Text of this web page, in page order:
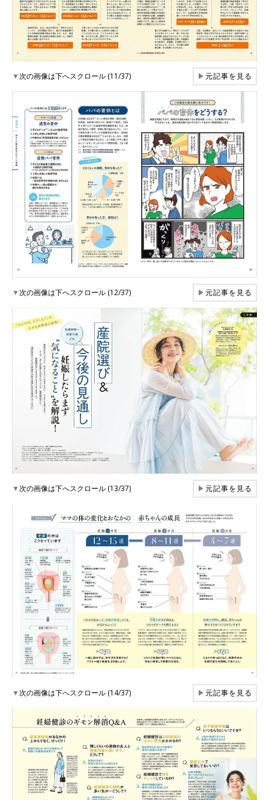
▼次の画像は下へスクロール (11/37) ▶元記事を見る
▼次の画像は下へスクロール (12/37) ▶元記事を見る
▼次の画像は下へスクロール (13/37) ▶元記事を見る
▼次の画像は下へスクロール (14/37) ▶元記事を見る